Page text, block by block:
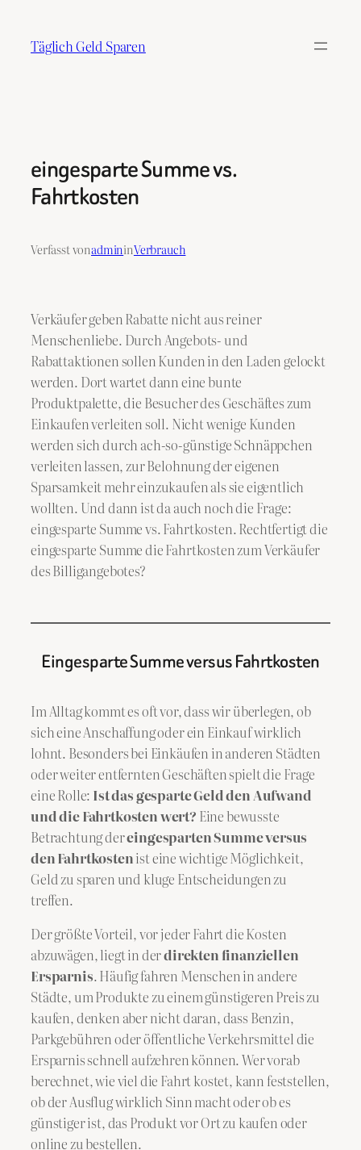
Inhalt
springen
Täglich Geld Sparen
eingesparte Summe vs.
Fahrtkosten
Verfasst vonadmininVerbrauch
Verkäufer geben Rabatte nicht aus reiner
Menschenliebe. Durch Angebots- und
Rabattaktionen sollen Kunden in den Laden gelockt
werden. Dort wartet dann eine bunte
Produktpalette, die Besucher des Geschäftes zum
Einkaufen verleiten soll. Nicht wenige Kunden
werden sich durch ach-so-günstige Schnäppchen
verleiten lassen, zur Belohnung der eigenen
Sparsamkeit mehr einzukaufen als sie eigentlich
wollten. Und dann ist da auch noch die Frage:
eingesparte Summe vs. Fahrtkosten. Rechtfertigt die
eingesparte Summe die Fahrtkosten zum Verkäufer
des Billigangebotes?
Eingesparte Summe versus Fahrtkosten
Im Alltag kommt es oft vor, dass wir überlegen, ob
sich eine Anschaffung oder ein Einkauf wirklich
lohnt. Besonders bei Einkäufen in anderen Städten
oder weiter entfernten Geschäften spielt die Frage
eine Rolle: Ist das gesparte Geld den Aufwand
und die Fahrtkosten wert? Eine bewusste
Betrachtung dereingesparten Summe versus
den Fahrtkostenist eine wichtige Möglichkeit,
Geld zu sparen und kluge Entscheidungen zu
treffen.
Der größte Vorteil, vor jeder Fahrt die Kosten
abzuwägen, liegt in derdirekten finanziellen
Ersparnis. Häufig fahren Menschen in andere
Städte, um Produkte zu einem günstigeren Preis zu
kaufen, denken aber nicht daran, dass Benzin,
Parkgebühren oder öffentliche Verkehrsmittel die
Ersparnis schnell aufzehren können. Wer vorab
berechnet, wie viel die Fahrt kostet, kann feststellen,
ob der Ausflug wirklich Sinn macht oder ob es
günstiger ist, das Produkt vor Ort zu kaufen oder
online zu bestellen.